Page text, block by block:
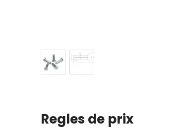
Regles de prix